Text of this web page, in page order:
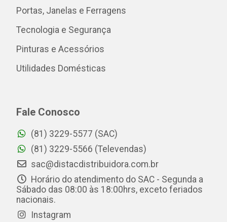
Portas, Janelas e Ferragens
Tecnologia e Segurança
Pinturas e Acessórios
Utilidades Domésticas
Fale Conosco
(81) 3229-5577 (SAC)
(81) 3229-5566 (Televendas)
sac@distacdistribuidora.com.br
Horário do atendimento do SAC - Segunda a
Sábado das 08:00 às 18:00hrs, exceto feriados
nacionais.
Instagram